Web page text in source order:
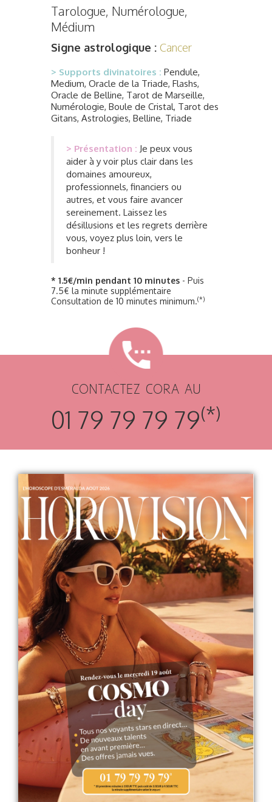
Tarologue, Numérologue,
Médium
Signe astrologique : Cancer
> Supports divinatoires : Pendule,
Medium, Oracle de la Triade, Flashs,
Oracle de Belline, Tarot de Marseille,
Numérologie, Boule de Cristal, Tarot des
Gitans, Astrologies, Belline, Triade
> Présentation : Je peux vous
aider à y voir plus clair dans les
domaines amoureux,
professionnels, financiers ou
autres, et vous faire avancer
sereinement. Laissez les
désillusions et les regrets derrière
vous, voyez plus loin, vers le
bonheur !
* 1.5€/min pendant 10 minutes - Puis
7.5€ la minute supplémentaire
Consultation de 10 minutes minimum.(*)
CONTACTEZ CORA AU
01 79 79 79 79(*)